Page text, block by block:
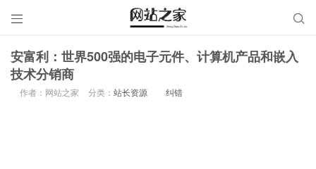
 
安富利：世界500强的电子元件、计算机产品和嵌入
技术分销商
作者：网站之家 分类： 站长资源 纠错